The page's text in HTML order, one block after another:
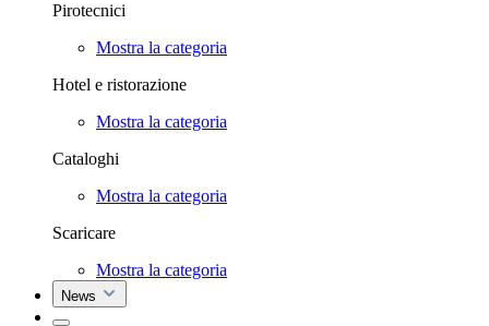
Pirotecnici
Mostra la categoria
Hotel e ristorazione
Mostra la categoria
Cataloghi
Mostra la categoria
Scaricare
Mostra la categoria
News